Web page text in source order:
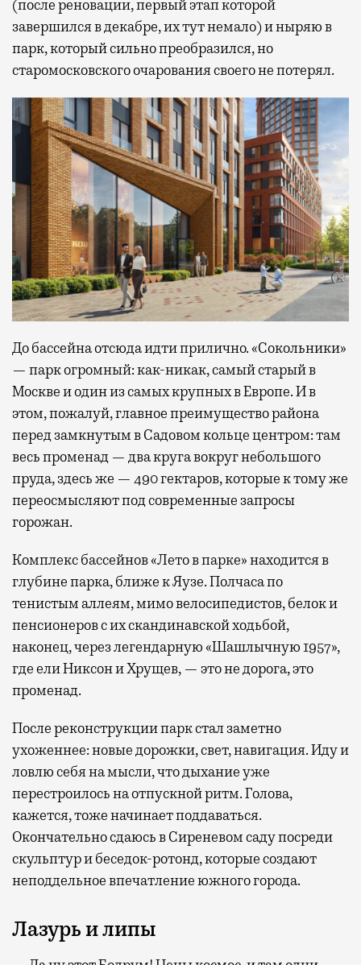
(после реновации, первый этап которой
завершился в декабре, их тут немало) и ныряю в
парк, который сильно преобразился, но
старомосковского очарования своего не потерял.
До бассейна отсюда идти прилично. «Сокольники»
— парк огромный: как-никак, самый старый в
Москве и один из самых крупных в Европе. И в
этом, пожалуй, главное преимущество района
перед замкнутым в Садовом кольце центром: там
весь променад — два круга вокруг небольшого
пруда, здесь же — 490 гектаров, которые к тому же
переосмысляют под современные запросы
горожан.
Комплекс бассейнов «Лето в парке» находится в
глубине парка, ближе к Яузе. Полчаса по
тенистым аллеям, мимо велосипедистов, белок и
пенсионеров с их скандинавской ходьбой,
наконец, через легендарную «Шашлычную 1957»,
где ели Никсон и Хрущев, — это не дорога, это
променад.
После реконструкции парк стал заметно
ухоженнее: новые дорожки, свет, навигация. Иду и
ловлю себя на мысли, что дыхание уже
перестроилось на отпускной ритм. Голова,
кажется, тоже начинает поддаваться.
Окончательно сдаюсь в Сиреневом саду посреди
скульптур и беседок-ротонд, которые создают
неподдельное впечатление южного города.
Лазурь и липы